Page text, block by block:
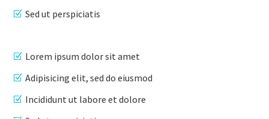
Sed ut perspiciatis
Lorem ipsum dolor sit amet
Adipisicing elit, sed do eiusmod
Incididunt ut labore et dolore